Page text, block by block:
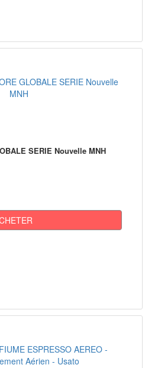
SERIE Nouvelle MNH